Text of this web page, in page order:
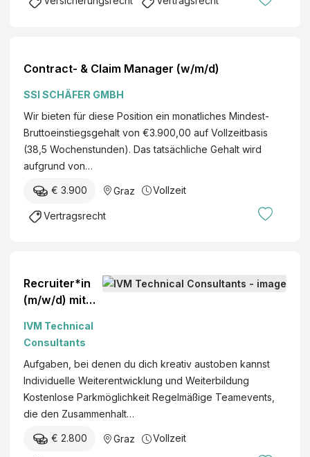
Contract- & Claim Manager (w/m/d)
SSI SCHÄFER GMBH
Wir bieten für diese Position ein monatliches Mindest-
Bruttoeinstiegsgehalt von €3.900,00 auf Vollzeitbasis
(38,5 Wochenstunden). Das tatsächliche Gehalt wird
aufgrund von…
€ 3.900 Graz Vollzeit
Vertragsrecht
Recruiter*in
(m/w/d) mit
Acquisition ab
€Graz Vollzeit
IVM Technical
Consultants
Aufgaben, bei denen du dich kreativ austoben kannst
Individuelle Weiterentwicklung und Weiterbildung
Kostenlose Parkmöglichkeit Regelmäßige Teamevents,
die den Zusammenhalt…
€ 2.800 Graz Vollzeit